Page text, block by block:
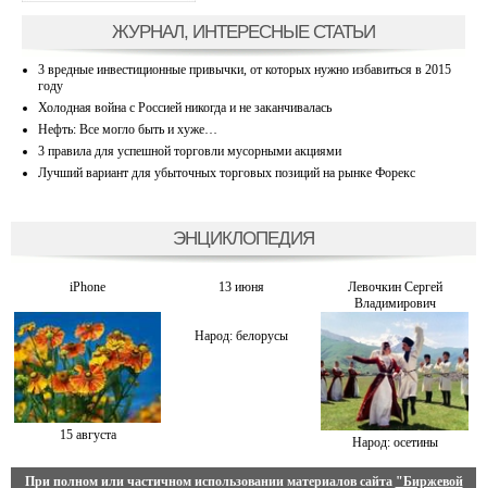
ЖУРНАЛ, ИНТЕРЕСНЫЕ СТАТЬИ
3 вредные инвестиционные привычки, от которых нужно избавиться в 2015
году
Холодная война с Россией никогда и не заканчивалась
Нефть: Все могло быть и хуже…
3 правила для успешной торговли мусорными акциями
Лучший вариант для убыточных торговых позиций на рынке Форекс
ЭНЦИКЛОПЕДИЯ
iPhone 13 июня
Левочкин Сергей
Владимирович
15 августа
Народ: белорусы
Народ: осетины
При полном или частичном использовании материалов сайта "Биржевой